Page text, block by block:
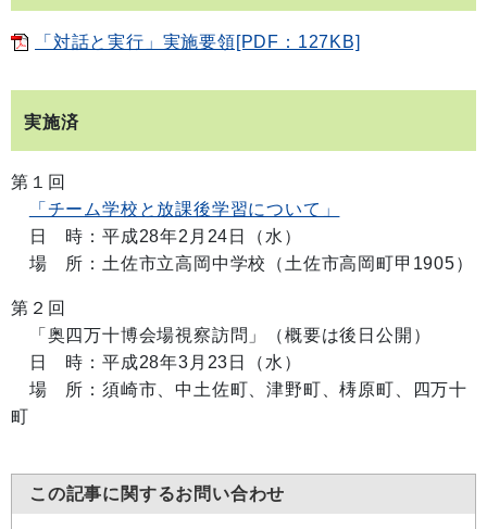
「対話と実行」実施要領[PDF：127KB]
実施済
第１回
「チーム学校と放課後学習について」
日 時：平成28年2月24日（水）
場 所：土佐市立高岡中学校（土佐市高岡町甲1905）
第２回
「奥四万十博会場視察訪問」（概要は後日公開）
日 時：平成28年3月23日（水）
場 所：須崎市、中土佐町、津野町、梼原町、四万十
町
この記事に関するお問い合わせ